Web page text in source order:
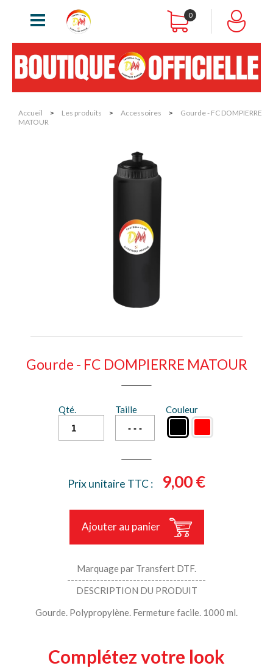
0
Accueil > Les produits > Accessoires >
Gourde - FC DOMPIERRE
MATOUR
Gourde - FC DOMPIERRE MATOUR
Qté. Taille Couleur
Prix unitaire TTC : 9,00 €
Ajouter au panier
Marquage par Transfert DTF.
--------------------------------------
DESCRIPTION DU PRODUIT
Gourde. Polypropylène. Fermeture facile. 1000 ml.
Complétez votre look